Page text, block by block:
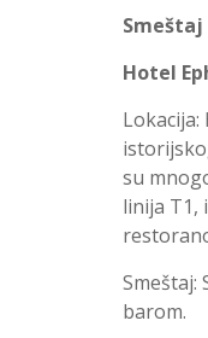
Hotel
su
linija T1,
Smeštaj:
barom.